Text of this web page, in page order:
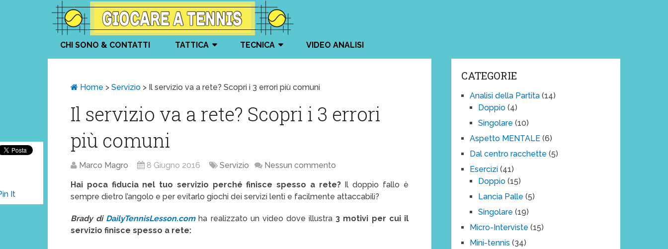
CHI SONO & CONTATTI TATTICA TECNICA VIDEO ANALISI
Home >Servizio > Il servizio va a rete? Scopri i 3 errori più comuni
Il servizio va a rete? Scopri i 3 errori
più comuni
Marco Magro 8 Giugno 2016 Servizio Nessun commento
Hai poca fiducia nel tuo servizio perché finisce spesso a rete?Il doppio fallo è
sempre dietro l’angolo e per evitarlo giochi dei servizi lenti e facilmente attaccabili?
Brady diDailyTennisLesson.comha realizzato un video dove illustra 3 motivi per cui il
servizio finisce spesso a rete:
It
CATEGORIE
Analisi della Partita (14)
Doppio (4)
Singolare (10)
Aspetto MENTALE (6)
Dal centro racchette (5)
Esercizi (41)
Doppio (15)
Lancia Palle (5)
Singolare (19)
Micro-Interviste (15)
Mini-tennis (34)